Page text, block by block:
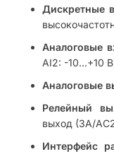
Дискретные
Аналоговые
AI2: -10...+10
Аналоговые
Релейный
выход (3A/
Интерфейс